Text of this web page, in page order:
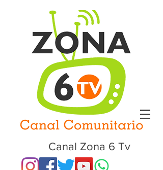
Canal Zona 6 Tv